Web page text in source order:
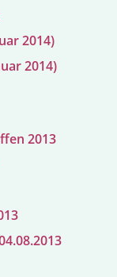
2014)
2014)
2013